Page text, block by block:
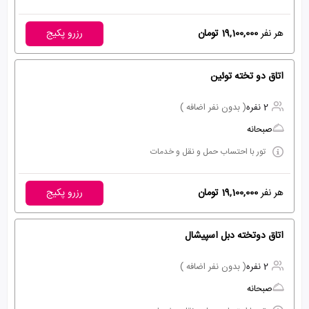
هر نفر19,100,000 تومان رزرو پکیج
اتاق دو تخته توئین
2 نفره
( بدون نفر اضافه )
صبحانه
تور با احتساب حمل و نقل و خدمات
هر نفر19,100,000 تومان رزرو پکیج
اتاق دوتخته دبل اسپیشال
2 نفره
( بدون نفر اضافه )
صبحانه